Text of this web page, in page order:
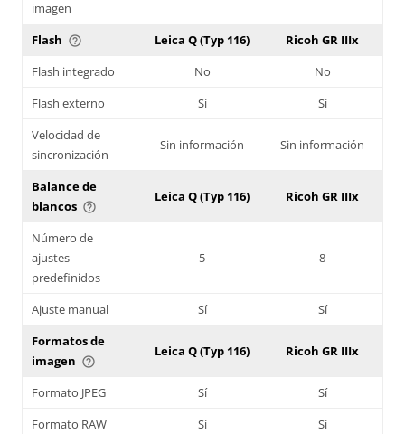
imagen
Flash help_outline Leica Q (Typ 116)
Ricoh GR IIIx
Flash integrado
No
No
Flash externo
Sí
Sí
Velocidad de
sincronización
Sin información Sin información
Balance de
blancos help_outline
Leica Q (Typ 116) Ricoh GR IIIx
Número de
ajustes
predefinidos
5 8
Ajuste manual Sí
Sí
Formatos de
imagen help_outline
Leica Q (Typ 116) Ricoh GR IIIx
Formato JPEG Sí
Sí
Formato RAW
Sí
Sí